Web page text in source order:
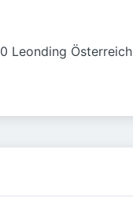
Leonding Österreich